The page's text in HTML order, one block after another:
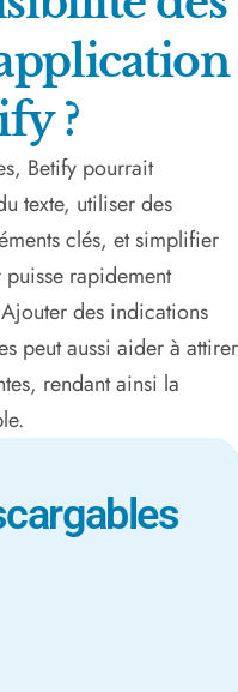
?
Betify pourrait
texte, utiliser des
clés, et simplifier
rapidement
des indications
peut aussi aider à attirer
rendant ainsi la